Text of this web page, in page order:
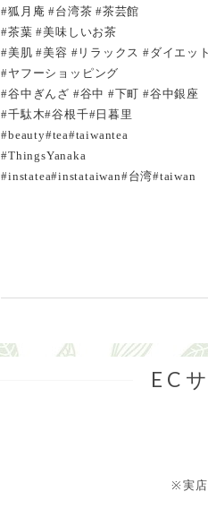
#狐月庵 #台湾茶 #茶芸館
#茶葉 #美味しいお茶
#美肌 #美容 #リラックス #ダイエッ
#ヤフーショッピング
#谷中ぎんざ #谷中 #下町 #谷中銀座
#千駄木#谷根千#日暮里
#beauty#tea#taiwantea
#ThingsYanaka
#instatea#instataiwan#台湾#taiwan
EC
※実店